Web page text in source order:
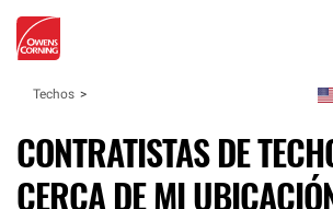
Techos
CONTRATISTAS DE
CERCA DE MI